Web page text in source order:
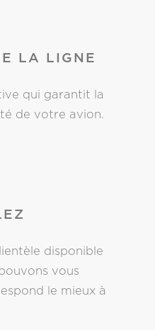
LA LIGNE
qui garantit la
de votre avion.
disponible
vous
le mieux à